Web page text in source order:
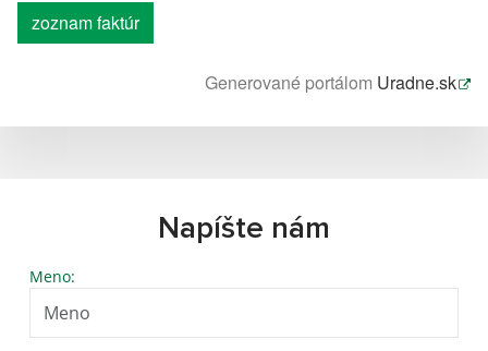
zoznam faktúr
Generované portálom Uradne.sk
Napíšte nám
Meno: